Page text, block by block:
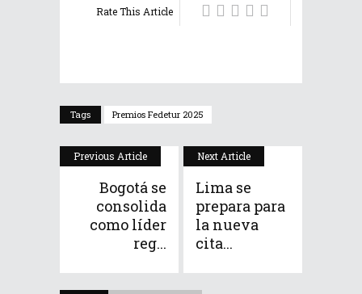
Rate This Article
Tags Premios Fedetur 2025
Previous Article
Bogotá se
consolida
como líder
reg...
Next Article
Lima se
prepara para
la nueva
cita...